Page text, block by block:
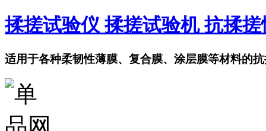
揉搓试验仪 揉搓试验机 抗揉
适用于各种柔韧性薄膜、复合膜、涂层膜等材料的